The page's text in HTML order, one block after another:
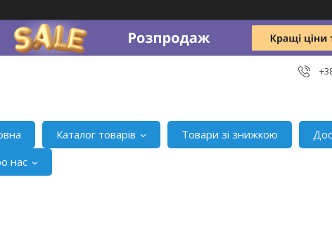
Каталог товарів Товари зі знижкою
нас